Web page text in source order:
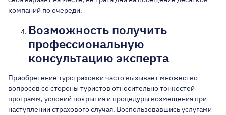
компаний по очереди.
Возможность получить
профессиональную
консультацию эксперта
Приобретение турстраховки часто вызывает множество
вопросов со стороны туристов относительно тонкостей
программ, условий покрытия и процедуры возмещения при
наступлении страхового случая. Воспользовавшись услугами